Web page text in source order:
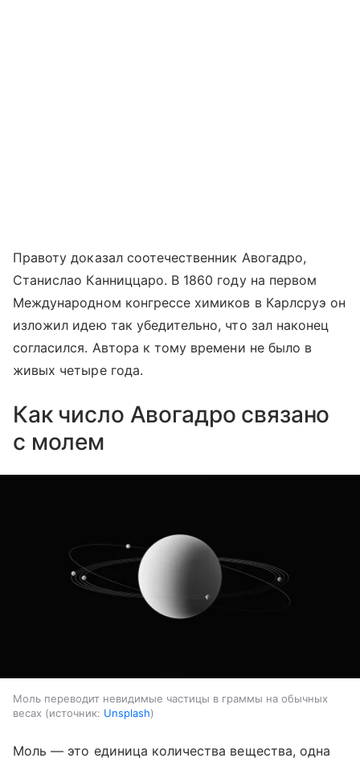
Правоту доказал соотечественник Авогадро,
Станислао Канниццаро. В 1860 году на первом
Международном конгрессе химиков в Карлсруэ он
изложил идею так убедительно, что зал наконец
согласился. Автора к тому времени не было в
живых четыре года.
Как число Авогадро связано
с молем
Моль переводит невидимые частицы в граммы на обычных
весах
источник: Unsplash
Моль — это единица количества вещества, одна